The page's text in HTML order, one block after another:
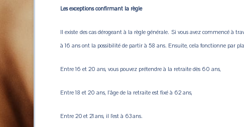
Les exceptions confirmant la règle
Il existe des cas dérogeant à la règle générale. Si vous avez commencé à
à 16 ans ont la possibilité de partir à 58 ans. Ensuite, cela fonctionne par
Entre 16 et 20 ans, vous pouvez prétendre à la retraite dès 60 ans,
Entre 18 et 20 ans, l'âge de la retraite est fixé à 62 ans,
Entre 20 et 21 ans, il l’est à 63 ans.